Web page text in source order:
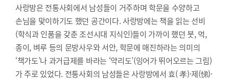
사랑방은 전통사회에서 남성들이 거주하며 학문을 수양하고
손님을 맞이하기도 했던 공간이다. 사랑방에는 책을 읽는 선비
(학식과 인품을 갖춘 조선시대 지식인)들이 가까이 했던 붓, 먹,
종이, 벼루 등의 문방사우와 서안, 학문에 매진하라는 의미의
‘책가도’나 과거급제를 바라는 ‘약리도’(잉어가 뛰어오르는 그림)
가 주로 있었다. 전통사회의 남성들은 사랑방에서 효( 孝)·제(悌)·